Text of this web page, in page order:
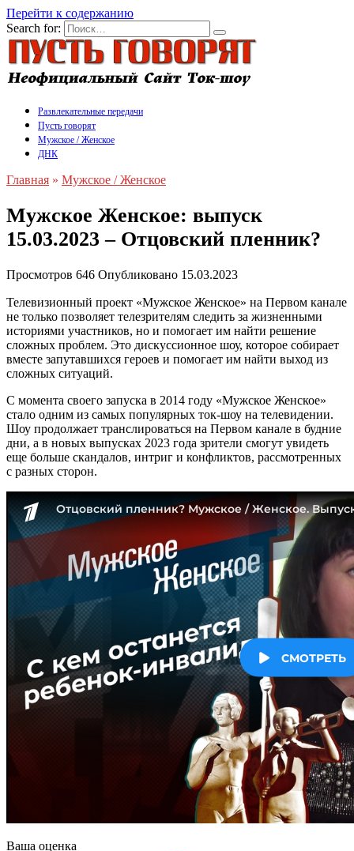
Перейти к содержанию
Search for:
Развлекательные передачи
Пусть говорят
Мужское / Женское
ДНК
Главная » Мужское / Женское
Мужское Женское: выпуск
15.03.2023 – Отцовский пленник?
Просмотров 646 Опубликовано 15.03.2023
Телевизионный проект «Мужское Женское» на Первом канале
не только позволяет телезрителям следить за жизненными
историями участников, но и помогает им найти решение
сложных проблем. Это дискуссионное шоу, которое собирает
вместе запутавшихся героев и помогает им найти выход из
сложных ситуаций.
С момента своего запуска в 2014 году «Мужское Женское»
стало одним из самых популярных ток-шоу на телевидении.
Шоу продолжает транслироваться на Первом канале в будние
дни, а в новых выпусках 2023 года зрители смогут увидеть
еще больше скандалов, интриг и конфликтов, рассмотренных
с разных сторон.
Ваша оценка